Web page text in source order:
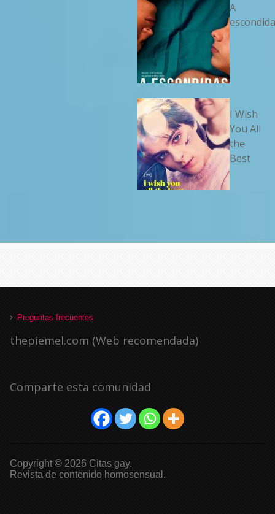
A
I Wish
You All
the
Best
Preguntas frecuentes
thepiemel.com (Web recomendada)
Comparte esta comunidad
Copyright © 2026 Citas gay.
Revista de contenido homosensual.